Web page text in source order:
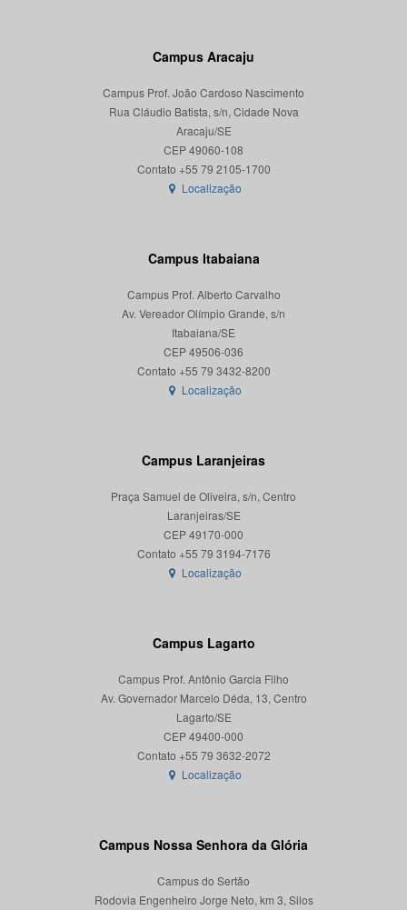
Campus Aracaju
Campus Prof. João Cardoso Nascimento
Rua Cláudio Batista, s/n, Cidade Nova
Aracaju/SE
CEP 49060-108
Localização
Campus Itabaiana
Campus Prof. Alberto Carvalho
Av. Vereador Olímpio Grande, s/n
Itabaiana/SE
CEP 49506-036
Localização
Campus Laranjeiras
Praça Samuel de Oliveira, s/n, Centro
Laranjeiras/SE
CEP 49170-000
Localização
Campus Lagarto
Campus Prof. Antônio Garcia Filho
Av. Governador Marcelo Déda, 13, Centro
Lagarto/SE
CEP 49400-000
Localização
Campus Nossa Senhora da Glória
Campus do Sertão
Rodovia Engenheiro Jorge Neto, km 3, Silos